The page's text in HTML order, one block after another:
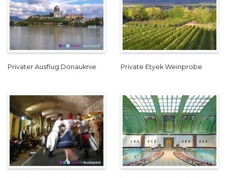
Privater Ausflug Donauknie Private Etyek Weinprobe